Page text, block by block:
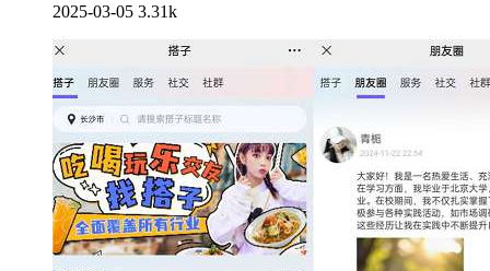
2025-03-05 3.31k